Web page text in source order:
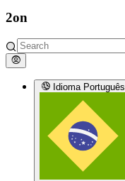
2on
Idioma Português